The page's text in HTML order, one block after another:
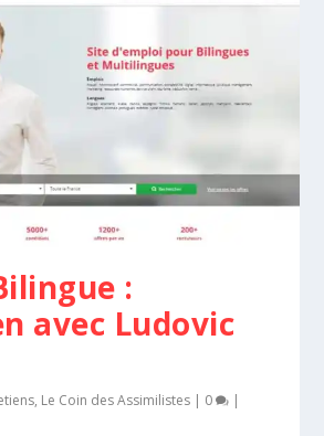
:
avec Ludovic
, Le Coin des Assimilistes | 0 |